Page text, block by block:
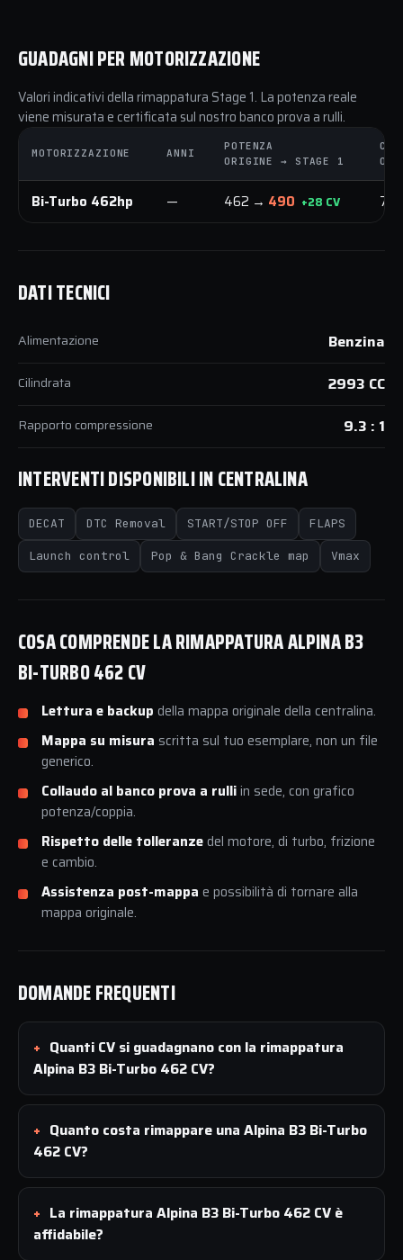
GUADAGNI PER MOTORIZZAZIONE
Valori indicativi della rimappatura Stage 1. La potenza reale
viene misurata e certificata sul nostro banco prova a rulli.
MOTORIZZAZIONE ANNI
POTENZA
ORIGINE → STAGE 1
Bi-Turbo 462hp — 462 → 490 +28 CV
DATI TECNICI
Alimentazione Benzina
Cilindrata 2993 CC
Rapporto compressione 9.3 : 1
INTERVENTI DISPONIBILI IN CENTRALINA
DECAT DTC Removal START/STOP OFF FLAPS
Launch control Pop & Bang Crackle map Vmax
COSA COMPRENDE LA RIMAPPATURA ALPINA B3
BI-TURBO 462 CV
Lettura e backup della mappa originale della centralina.
Mappa su misura scritta sul tuo esemplare, non un file
generico.
Collaudo al banco prova a rulliin sede, con grafico
potenza/coppia.
Rispetto delle tolleranzedel motore, di turbo, frizione
e cambio.
Assistenza post-mappa e possibilità di tornare alla
mappa originale.
DOMANDE FREQUENTI
Quanti CV si guadagnano con la rimappatura
Alpina B3 Bi-Turbo 462 CV?
Quanto costa rimappare una Alpina B3 Bi-Turbo
462 CV?
La rimappatura Alpina B3 Bi-Turbo 462 CV è
affidabile?